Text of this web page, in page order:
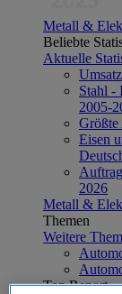
Metall &
Beliebte
Aktuelle
Stahl -
2005-
Größte
Eisen
2026
Metall &
Themen
Weitere
Top Report